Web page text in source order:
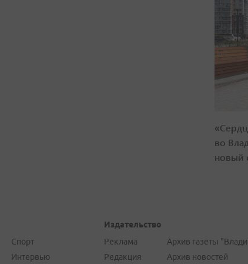
во
новый
Спорт
Интервью
Издательство
Реклама
Редакция
Архив газеты
Архив новостей